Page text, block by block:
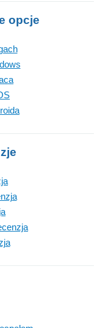
opcje